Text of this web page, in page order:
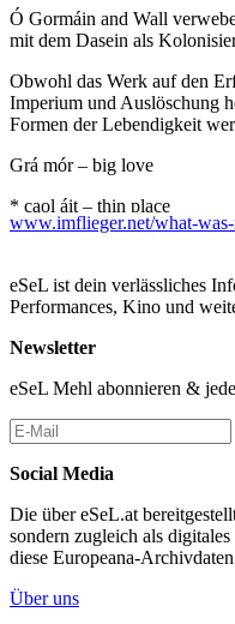
Ó Gormáin and Wall
mit dem Dasein als
Obwohl das Werk auf den
Imperium und Auslöschung
Formen der Lebendigkeit
Grá mór – big love
* caol áit – thin place
* an puca – celtic folklore
Work-in-progress Showing/
Dramaturgische
Outside Eye: Veza Fernández
Dialogpartnerin: Cathy Walsh
Supported by APL
...Mehr lesen
www.imflieger.net/what-
eSeL ist dein verlässliches
Performances, Kino und
Newsletter
eSeL Mehl abonnieren &
Social Media
Die über eSeL.at
sondern zugleich als
diese Europeana-
Über uns